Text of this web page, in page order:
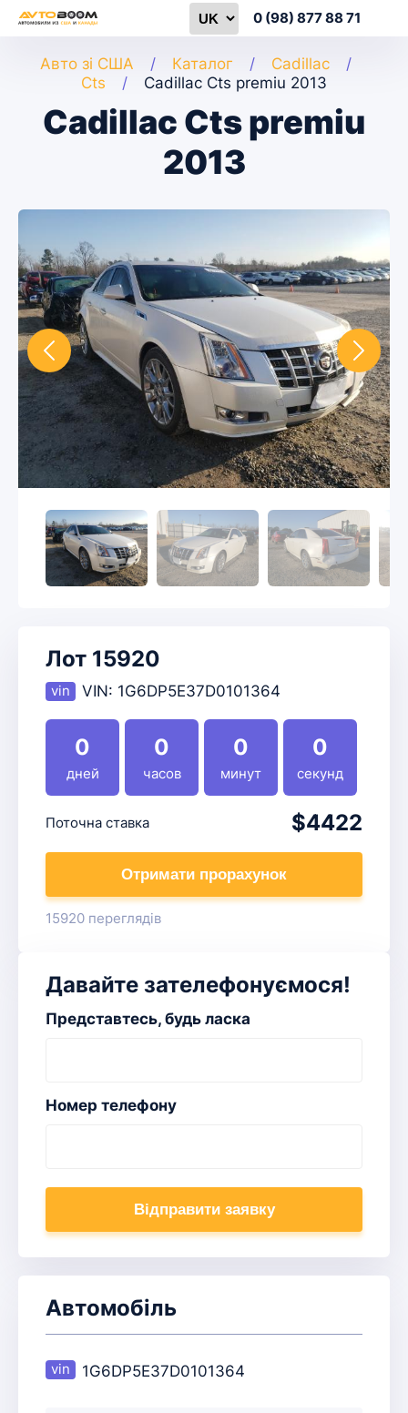
0 (98) 877 88 71
Авто зі США Каталог
Cadillac
Cts
Cadillac Cts premiu 2013
Cadillac Cts premiu
2013
Лот 15920
VIN: 1G6DP5E37D0101364
0
дней
0
часов
0
минут
0
секунд
Поточна ставка $4422
Отримати прорахунок
15920 переглядів
Давайте зателефонуємося!
Представтесь, будь ласка
Номер телефону
Відправити заявку
Автомобіль
1G6DP5E37D0101364